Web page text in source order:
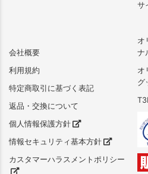
会社概要
利用規約
特定商取引に基づく表記
返品・交換について
個人情報保護方針
情報セキュリティ基本方針
カスタマーハラスメントポリシー
サ
オ
ナ
オ
グ